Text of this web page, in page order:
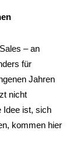
– an
für
Jahren
nicht
Idee ist, sich
kommen hier